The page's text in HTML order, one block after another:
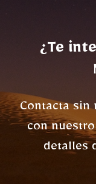
¿Te
Contacta sin
con
detalles